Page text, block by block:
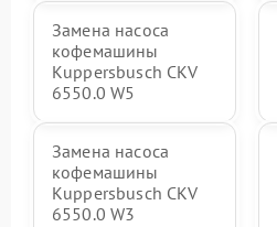
Замена насоса
кофемашины
Kuppersbusch CKV
6550.0 W5
Замена насоса
кофемашины
Kuppersbusch CKV
6550.0 W3